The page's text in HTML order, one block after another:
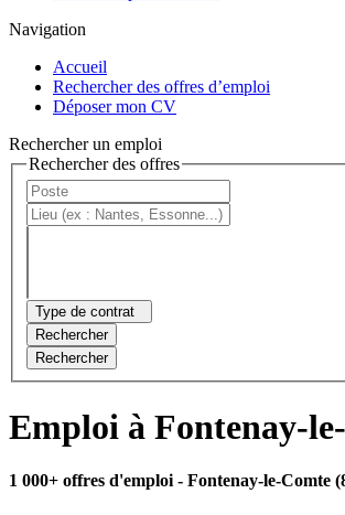
Navigation
Accueil
Rechercher des offres d’emploi
Déposer mon CV
Rechercher un emploi
Rechercher des offres
Type de contrat
Rechercher
Rechercher
Emploi à Fontenay-
1 000+ offres d'emploi - Fontenay-le-Comte